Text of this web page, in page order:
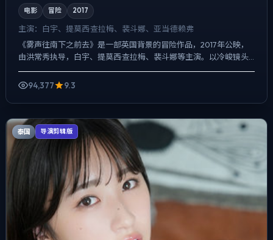
电影 冒险 2017
主演：
白宇、提莫西·查拉梅、裴斗娜、亚当·德赖弗
《雾声往南下之前去》是一部英国背景的冒险作品，2017年公映，
由洪常秀执导，白宇、提莫西·查拉梅、裴斗娜等主演。以冷峻镜头
94,377
9.3
泰国 导演剪辑版